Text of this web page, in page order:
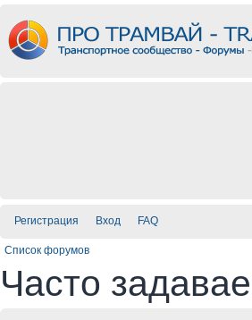
Регистрация Вход FAQ
Список форумов
Часто